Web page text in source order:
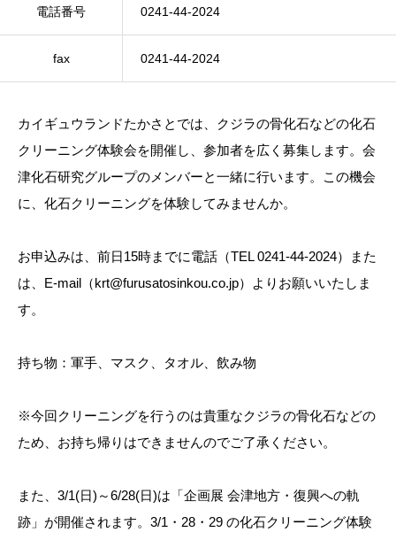
電話番号 0241-44-2024
fax 0241-44-2024
カイギュウランドたかさとでは、クジラの骨化石などの化石
クリーニング体験会を開催し、参加者を広く募集します。会
津化石研究グループのメンバーと一緒に行います。この機会
に、化石クリーニングを体験してみませんか。
お申込みは、前日15時までに電話（TEL 0241-44-2024）また
は、E-mail（krt@furusatosinkou.co.jp）よりお願いいたしま
す。
持ち物：軍手、マスク、タオル、飲み物
※今回クリーニングを行うのは貴重なクジラの骨化石などの
ため、お持ち帰りはできませんのでご了承ください。
また、3/1(日)～6/28(日)は「企画展 会津地方・復興への軌
跡」が開催されます。3/1・28・29 の化石クリーニング体験